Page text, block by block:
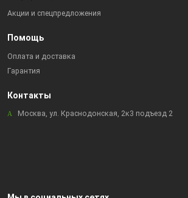
Акции и спецпредложения
Помощь
Оплата и доставка
Гарантия
Контакты
Москва, ул. Краснодонская, 2к3 подъезд 2